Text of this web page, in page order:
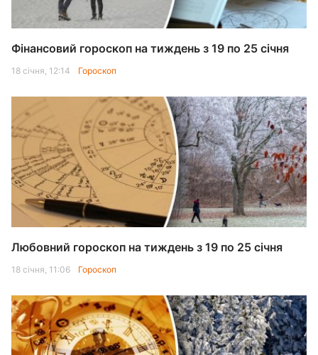
Фінансовий гороскоп на тиждень з 19 по 25 січня
18 січня, 12:14 Гороскоп
Любовний гороскоп на тиждень з 19 по 25 січня
18 січня, 11:06 Гороскоп